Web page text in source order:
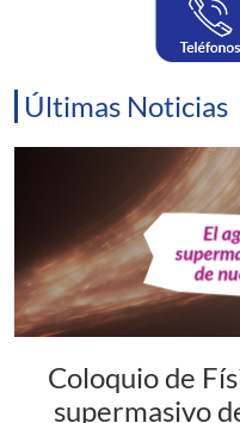
Últimas Noticias
Coloquio de
supermasivo